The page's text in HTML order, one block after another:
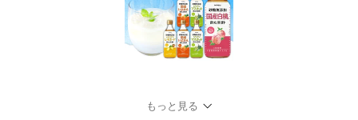
もっと見る